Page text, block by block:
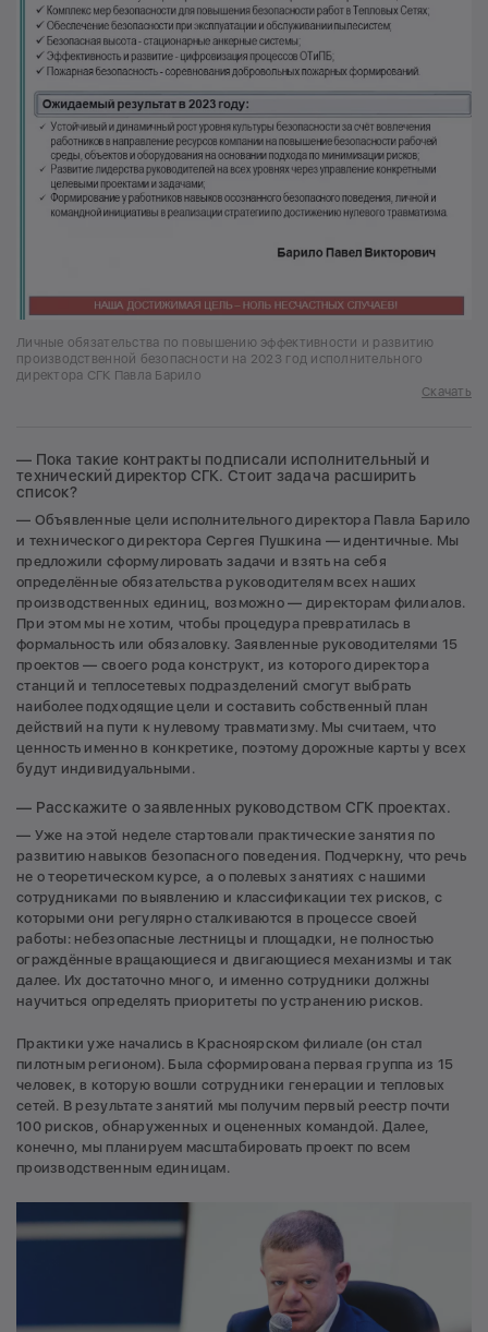
Личные обязательства по повышению эффективности и развитию
производственной безопасности на 2023 год исполнительного
директора СГК Павла Барило
Скачать
— Пока такие контракты подписали исполнительный и
технический директор СГК. Стоит задача расширить
список?
— Объявленные цели исполнительного директора Павла Барило
и технического директора Сергея Пушкина — идентичные. Мы
предложили сформулировать задачи и взять на себя
определённые обязательства руководителям всех наших
производственных единиц, возможно — директорам филиалов.
При этом мы не хотим, чтобы процедура превратилась в
формальность или обязаловку. Заявленные руководителями 15
проектов — своего рода конструкт, из которого директора
станций и теплосетевых подразделений смогут выбрать
наиболее подходящие цели и составить собственный план
действий на пути к нулевому травматизму. Мы считаем, что
ценность именно в конкретике, поэтому дорожные карты у всех
будут индивидуальными.
— Расскажите о заявленных руководством СГК проектах.
— Уже на этой неделе стартовали практические занятия по
развитию навыков безопасного поведения. Подчеркну, что речь
не о теоретическом курсе, а о полевых занятиях с нашими
сотрудниками по выявлению и классификации тех рисков, с
которыми они регулярно сталкиваются в процессе своей
работы: небезопасные лестницы и площадки, не полностью
ограждённые вращающиеся и двигающиеся механизмы и так
далее. Их достаточно много, и именно сотрудники должны
научиться определять приоритеты по устранению рисков.
Практики уже начались в Красноярском филиале (он стал
пилотным регионом). Была сформирована первая группа из 15
человек, в которую вошли сотрудники генерации и тепловых
сетей. В результате занятий мы получим первый реестр почти
100 рисков, обнаруженных и оцененных командой. Далее,
конечно, мы планируем масштабировать проект по всем
производственным единицам.